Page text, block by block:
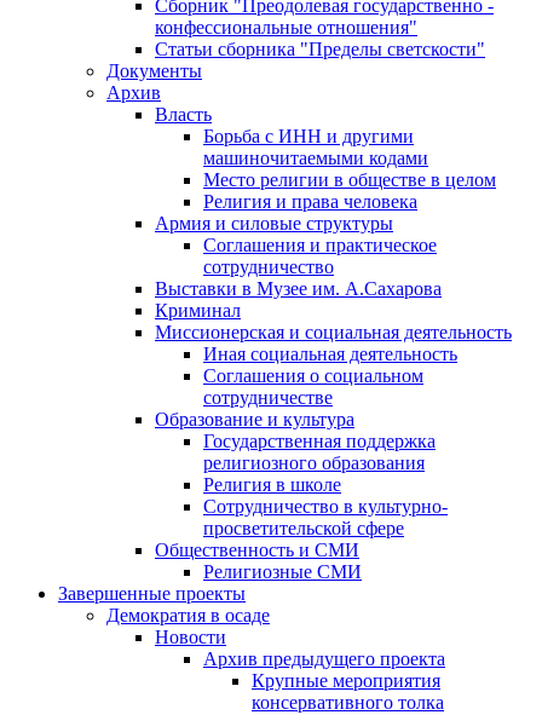
Сборник "Преодолевая государственно -
конфессиональные отношения"
Статьи сборника "Пределы светскости"
Документы
Архив
Власть
Борьба с ИНН и другими
машиночитаемыми кодами
Место религии в обществе в целом
Религия и права человека
Армия и силовые структуры
Соглашения и практическое
сотрудничество
Выставки в Музее им. А.Сахарова
Криминал
Миссионерская и социальная деятельность
Иная социальная деятельность
Соглашения о социальном
сотрудничестве
Образование и культура
Государственная поддержка
религиозного образования
Религия в школе
Сотрудничество в культурно-
просветительской сфере
Общественность и СМИ
Религиозные СМИ
Завершенные проекты
Демократия в осаде
Новости
Архив предыдущего проекта
Крупные мероприятия
консервативного толка